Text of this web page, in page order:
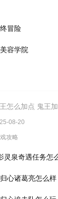
冒险
容学院
08-20
攻略